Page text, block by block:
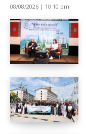
08/08/2026 | 10:10 pm